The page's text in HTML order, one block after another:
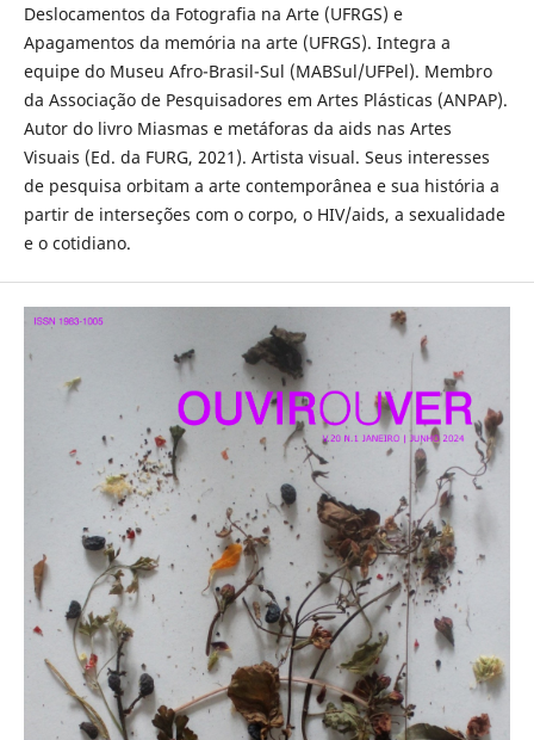
Deslocamentos da Fotografia na Arte (UFRGS) e
Apagamentos da memória na arte (UFRGS). Integra a
equipe do Museu Afro-Brasil-Sul (MABSul/UFPel). Membro
da Associação de Pesquisadores em Artes Plásticas (ANPAP).
Autor do livro Miasmas e metáforas da aids nas Artes
Visuais (Ed. da FURG, 2021). Artista visual. Seus interesses
de pesquisa orbitam a arte contemporânea e sua história a
partir de interseções com o corpo, o HIV/aids, a sexualidade
e o cotidiano.